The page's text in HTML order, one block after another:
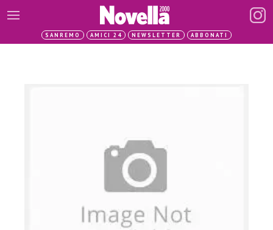
SANREMO AMICI 24 NEWSLETTER ABBONATI